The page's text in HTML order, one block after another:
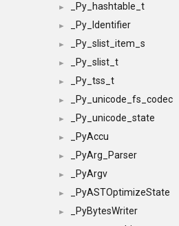
► _Py_hashtable_t
► _Py_Identifier
► _Py_slist_item_s
► _Py_slist_t
► _Py_tss_t
► _Py_unicode_fs_codec
► _Py_unicode_state
► _PyAccu
► _PyArg_Parser
► _PyArgv
► _PyASTOptimizeState
►
_PyBytesWriter